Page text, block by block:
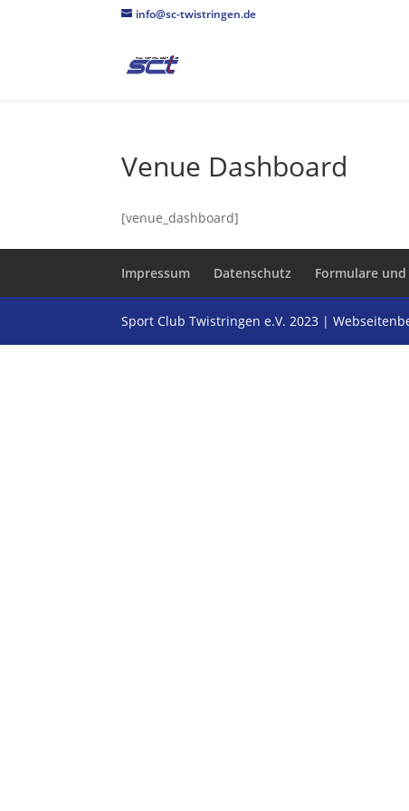
info@sc-twistringen.de
Venue Dashboard
[venue_dashboard]
Impressum Datenschutz Formulare
Sport Club Twistringen e.V. 2023 |